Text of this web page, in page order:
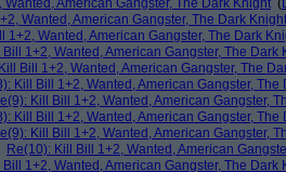
Wanted, American Gangster, The Dark Knight (
Wanted, American Gangster, The Dark Knight
1+2, Wanted, American Gangster, The Dark
Bill 1+2, Wanted, American Gangster, The Dark
Bill 1+2, Wanted, American Gangster, The
Kill Bill 1+2, Wanted, American Gangster, The
Kill Bill 1+2, Wanted, American Gangster,
Kill Bill 1+2, Wanted, American Gangster, The
Kill Bill 1+2, Wanted, American Gangster,
Re(10): Kill Bill 1+2, Wanted, American
Bill 1+2, Wanted, American Gangster, The Dark